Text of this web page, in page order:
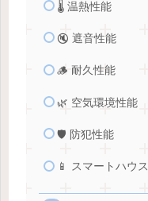
🌡️ 温熱性能
🔇 遮音性能
🪵 耐久性能
🌿 空気環境性能
🛡️ 防犯性能
📱 スマートハウス